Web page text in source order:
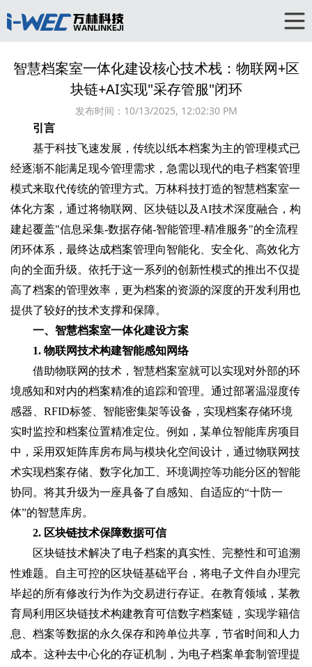
智慧档案室一体化建设核心技术栈：物联网+区
块链+AI实现"采存管服"闭环
发布时间： 10/13/2025, 12:02:30 PM
引言
基于科技飞速发展，传统以纸本档案为主的管理模式已
经逐渐不能满足现今管理需求，急需以现代的电子档案管理
模式来取代传统的管理方式。万林科技打造的智慧档案室一
体化方案，通过将物联网、区块链以及AI技术深度融合，构
建起覆盖"信息采集-数据存储-智能管理-精准服务"的全流程
闭环体系，最终达成档案管理向智能化、安全化、高效化方
向的全面升级。依托于这一系列的创新性模式的推出不仅提
高了档案的管理效率，更为档案的资源的深度的开发利用也
提供了较好的技术支撑和保障。
一、智慧档案室一体化建设方案
1. 物联网技术构建智能感知网络
借助物联网的技术，智慧档案室就可以实现对外部的环
境感知和对内的档案精准的追踪和管理。通过部署温湿度传
感器、RFID标签、智能密集架等设备，实现档案存储环境
实时监控和档案位置精准定位。例如，某单位智能库房项目
中，采用双矩阵库房布局与模块化空间设计，通过物联网技
术实现档案存储、数字化加工、环境调控等功能分区的智能
协同。将其升级为一座具备了自感知、自适应的“十防一
体”的智慧库房。
2. 区块链技术保障数据可信
区块链技术解决了电子档案的真实性、完整性和可追溯
性难题。自主可控的区块链基础平台，将电子文件自办理完
毕起的所有修改行为作为交易进行存证。在教育领域，某教
育局利用区块链技术构建教育可信数字档案链，实现学籍信
息、档案等数据的永久保存和跨单位共享，节省时间和人力
成本。这种去中心化的存证机制，为电子档案单套制管理提